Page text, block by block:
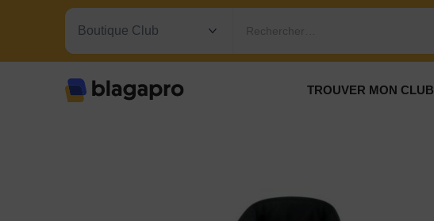
Rechercher…
TROUVER MON CLUB